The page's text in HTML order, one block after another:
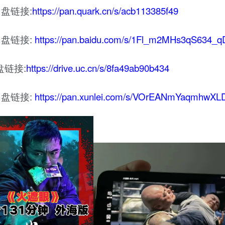
链接:https://pan.quark.cn/s/acb113385f49
链接: https://pan.baidu.com/s/
链接:https://drive.uc.cn/s/8fa49ab90b434
链接: https://pan.xunlei.com/s/